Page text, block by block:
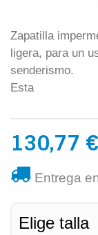
Zapatilla
ligera, para un
senderismo.
Esta
130,77 €
Entrega
Elige talla